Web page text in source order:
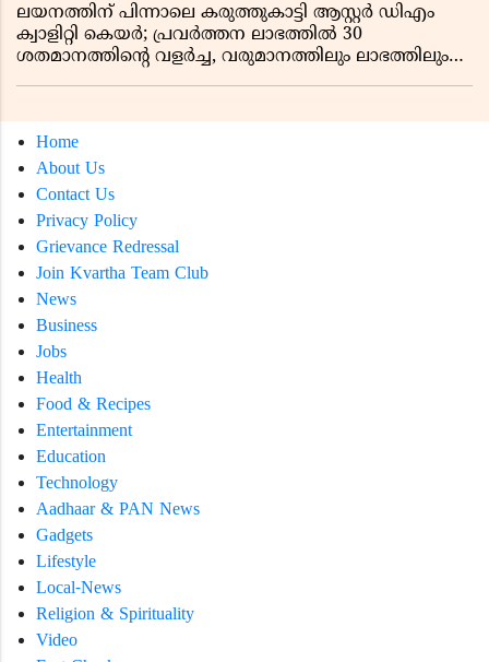
ലയനത്തിന് പിന്നാലെ കരുത്തുകാട്ടി ആസ്റ്റർ ഡിഎം
ക്വാളിറ്റി കെയർ; പ്രവർത്തന ലാഭത്തിൽ 30
ശതമാനത്തിൻ്റെ വളർച്ച, വരുമാനത്തിലും ലാഭത്തിലും
Home
About Us
Contact Us
Privacy Policy
Grievance Redressal
Join Kvartha Team Club
News
Business
Jobs
Health
Food & Recipes
Entertainment
Education
Technology
Aadhaar & PAN News
Gadgets
Lifestyle
Local-News
Religion & Spirituality
Video